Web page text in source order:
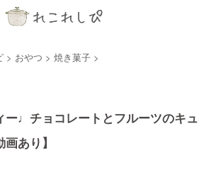
> おやつ > 焼き菓子 >
ー♩チョコレートとフルーツのキュ
あり】